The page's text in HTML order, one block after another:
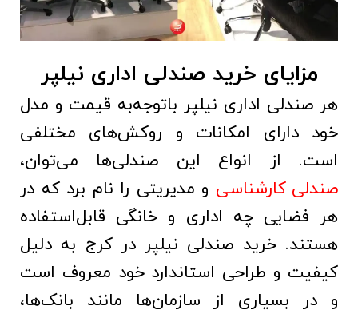
مزایای خرید صندلی اداری نیلپر
هر صندلی اداری نیلپر باتوجه‌به قیمت و مدل
خود دارای امکانات و روکش‌های مختلفی
است. از انواع این صندلی‌ها می‌توان،
صندلی کارشناسی و مدیریتی را نام برد که در
هر فضایی چه اداری و خانگی قابل‌استفاده
هستند. خرید صندلی‌ نیلپر در کرج به دلیل
کیفیت و طراحی استاندارد خود معروف است
و در بسیاری از سازمان‌ها مانند بانک‌ها،